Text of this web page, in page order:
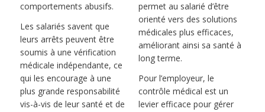
comportements abusifs.
Les salariés savent que
leurs arrêts peuvent être
soumis à une vérification
médicale indépendante, ce
qui les encourage à une
plus grande responsabilité
vis-à-vis de leur santé et de
permet au salarié d’être
orienté vers des solutions
médicales plus efficaces,
améliorant ainsi sa santé à
long terme.
Pour l’employeur, le
contrôle médical est un
levier efficace pour gérer